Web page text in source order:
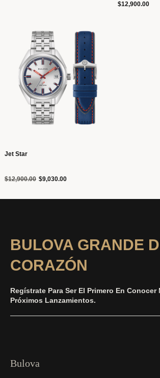
$12,900.00
Jet Star
Precio reducido de
$12,900.00a$9,030.00
BULOVA GRANDE
CORAZÓN
Regístrate Para Ser El Primero En Conocer
Próximos Lanzamientos.
Bulova